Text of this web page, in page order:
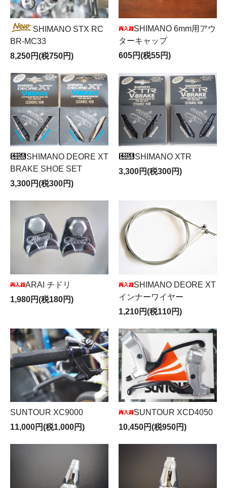
SHIMANO STX RC
BR-MC33
8,250円(税750円)
SHIMANO 6mm用アウ
ターキャップ
605円(税55円)
SHIMANO DEORE XT
BRAKE SHOE SET
3,300円(税300円)
SHIMANO XTR
3,300円(税300円)
ARAI チドリ
1,980円(税180円)
SHIMANO DEORE XT
インナーワイヤー
1,210円(税110円)
SUNTOUR XC9000
11,000円(税1,000円)
SUNTOUR XCD4050
10,450円(税950円)